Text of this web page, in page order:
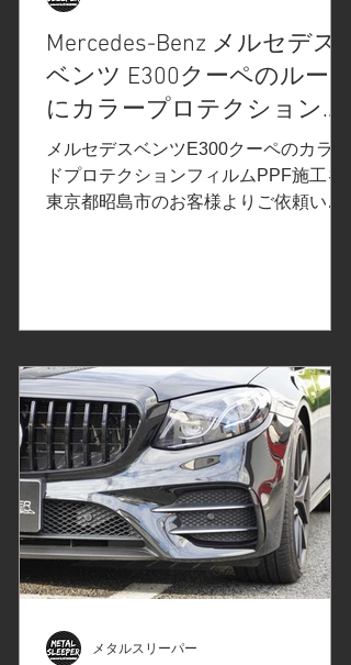
ピングフィルムシリーズより「サテン
ブラック」。光の加減で金属のような
風合いが出る、カーラッピングフィル
カーラッピングフィルムシリーズよ
り、グロスブラック。ウインドーモ
Mercedes-Benz メルセデス
ベンツ E300クーペのルーフ
にカラープロテクションフ
ィルム施工/ヘッドライトの
飛び石保護プロテクション
フィルムPPF施工/スモーク
メルセデスベンツE300クーペのカラー
ドプロテクションフィルムPPF施工を
東京都昭島市のお客様よりご依頼いた
ーのプロテクションフィルム施工。事
ングフィルムはこちら↓ XPELエクスペ
ル カラーペイントプロテクションフ
ィルム 「オブシディアンブラック」
ルーフに使用 新製品#プロテクション
フィルムPPFのご紹介#Diamond
Swell#ダイヤモンドスウェル でご紹介
させていただいた、ダイヤモンドスウ
ェル。ブラックヴァイオレット(ライト
スモーク)をヘッドライトに使用 STEK
紹介① / STEKペイントプロテクションメタルスリーパー